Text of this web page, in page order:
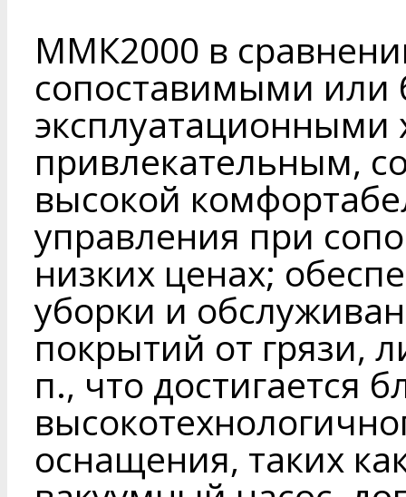
ММК2000 в
сопоставимыми или
эксплуатационными
привлекательным,
высокой
управления при
низких ценах;
уборки и
покрытий от грязи,
п., что достигается
оснащения, таких